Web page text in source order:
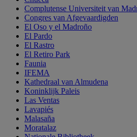
Complutense Universiteit van
Congres van Afgevaardigden
El Oso y el Madroño
El Pardo
El Rastro
El Retiro Park
Faunia
IFEMA
Kathedraal van Almudena
Koninklijk Paleis
Las Ventas
Lavapiés
Malasaña
Moratalaz